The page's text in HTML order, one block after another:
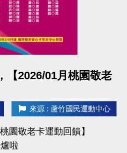
【2026/01月桃園敬老
來源 : 蘆竹國民運動中心
園敬老卡運動回饋】
啦